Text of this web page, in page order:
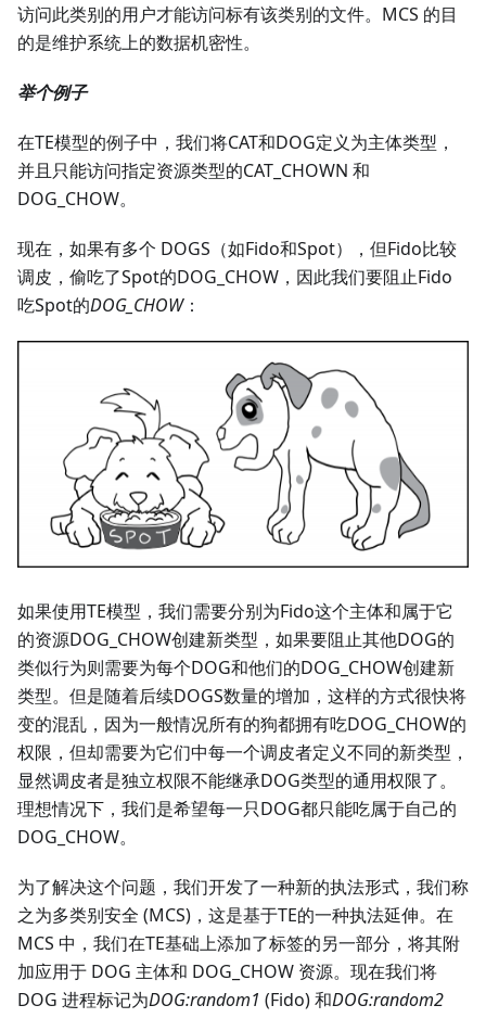
访问此类别的用户才能访问标有该类别的文件。MCS 的目
的是维护系统上的数据机密性。
举个例子
在TE模型的例子中，我们将CAT和DOG定义为主体类型，
并且只能访问指定资源类型的CAT_CHOWN 和
DOG_CHOW。
现在，如果有多个 DOGS（如Fido和Spot），但Fido比较
调皮，偷吃了Spot的DOG_CHOW，因此我们要阻止Fido
吃Spot的DOG_CHOW：
如果使用TE模型，我们需要分别为Fido这个主体和属于它
的资源DOG_CHOW创建新类型，如果要阻止其他DOG的
类似行为则需要为每个DOG和他们的DOG_CHOW创建新
类型。但是随着后续DOGS数量的增加，这样的方式很快将
变的混乱，因为一般情况所有的狗都拥有吃DOG_CHOW的
权限，但却需要为它们中每一个调皮者定义不同的新类型，
显然调皮者是独立权限不能继承DOG类型的通用权限了。
理想情况下，我们是希望每一只DOG都只能吃属于自己的
DOG_CHOW。
为了解决这个问题，我们开发了一种新的执法形式，我们称
之为多类别安全 (MCS)，这是基于TE的一种执法延伸。在
MCS 中，我们在TE基础上添加了标签的另一部分，将其附
加应用于 DOG 主体和 DOG_CHOW 资源。现在我们将
DOG 进程标记为DOG:random1 (Fido) 和DOG:random2